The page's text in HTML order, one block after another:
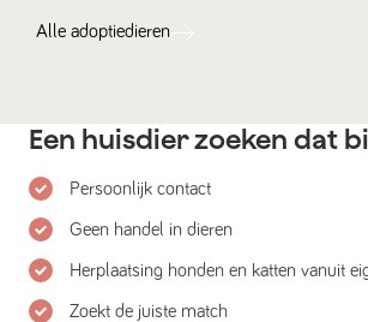
Alle adoptiedieren
Een huisdier zoeken dat
Persoonlijk contact
Geen handel in dieren
Herplaatsing honden en katten vanuit
Zoekt de juiste match